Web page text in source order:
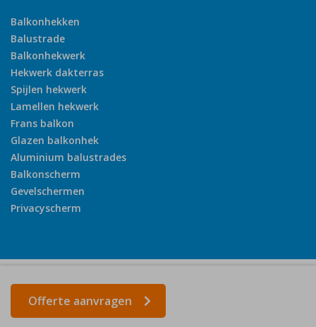
Balkonhekken
Balustrade
Balkonhekwerk
Hekwerk dakterras
Spijlen hekwerk
Lamellen hekwerk
Frans balkon
Glazen balkonhek
Aluminium balustrades
Balkonscherm
Gevelschermen
Privacyscherm
Offerte aanvragen